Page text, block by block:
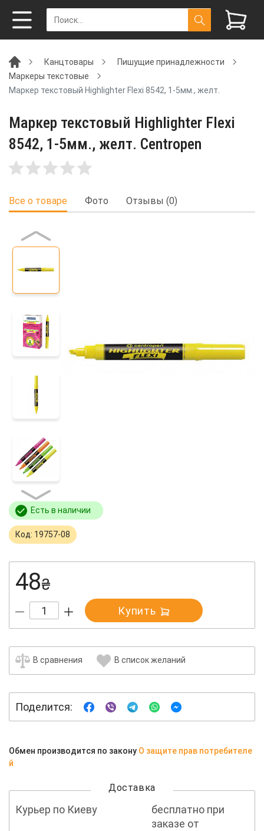
Канцтовары
Пишущие принадлежности
Маркеры текстовые
Маркер текстовый Highlighter Flexi 8542, 1-5мм., желт.
Маркер текстовый Highlighter Flexi
8542, 1-5мм., желт. Centropen
Все о товаре Фото Отзывы (0)
Есть в наличии
Код: 19757-08
48₴
Купить
В сравнения В список желаний
Поделится:
Обмен производится по закону О защите прав потребителе
й
Доставка
Курьер по Киеву
бесплатно при
заказе от